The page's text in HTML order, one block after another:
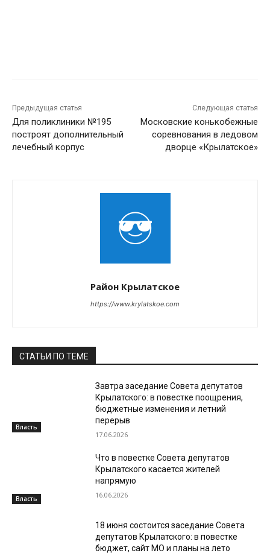
Предыдущая статья
Для поликлиники №195
построят дополнительный
лечебный корпус
Следующая статья
Московские конькобежные
соревнования в ледовом
дворце «Крылатское»
Район Крылатское
https://www.krylatskoe.com
СТАТЬИ ПО ТЕМЕ
Власть
Завтра заседание Совета депутатов
Крылатского: в повестке поощрения,
бюджетные изменения и летний
перерыв
17.06.2026
Власть
Что в повестке Совета депутатов
Крылатского касается жителей
напрямую
16.06.2026
18 июня состоится заседание Совета
депутатов Крылатского: в повестке
бюджет, сайт МО и планы на лето